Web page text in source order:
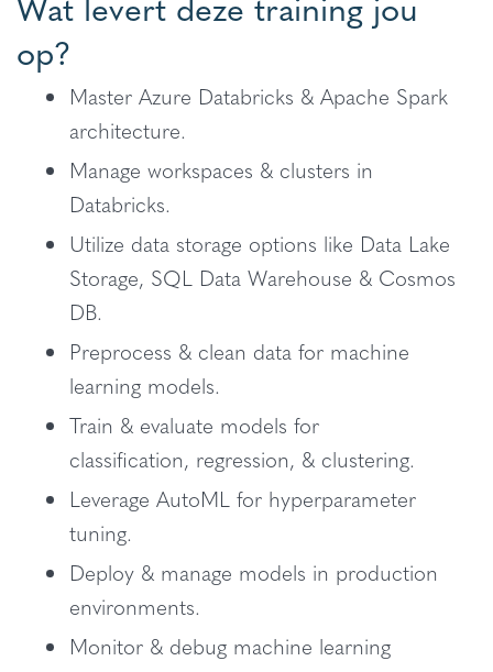
op?
Master Azure Databricks & Apache Spark
architecture.
Manage workspaces & clusters in
Databricks.
Utilize data storage options like Data Lake
Storage, SQL Data Warehouse & Cosmos
DB.
Preprocess & clean data for machine
learning models.
Train & evaluate models for
classification, regression, & clustering.
Leverage AutoML for hyperparameter
tuning.
Deploy & manage models in production
environments.
Monitor & debug machine learning